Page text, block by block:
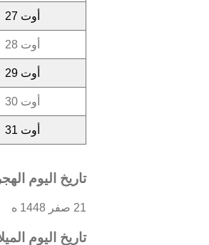
أوت 27
أوت 28
أوت 29
أوت 30
أوت 31
تاريخ اليوم
21 صفر 1448 ه
تاريخ اليوم